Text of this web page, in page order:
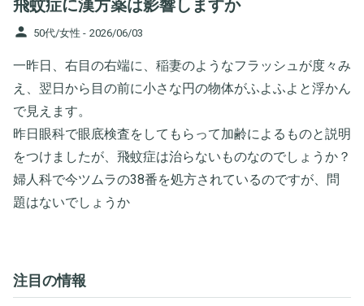
飛蚊症に漢方薬は影響しますか
person 50代/女性 - 2026/06/03
一昨日、右目の右端に、稲妻のようなフラッシュが度々み
え、翌日から目の前に小さな円の物体がふよふよと浮かん
で見えます。
昨日眼科で眼底検査をしてもらって加齢によるものと説明
をつけましたが、飛蚊症は治らないものなのでしょうか？
婦人科で今ツムラの38番を処方されているのですが、問
題はないでしょうか
注目の情報